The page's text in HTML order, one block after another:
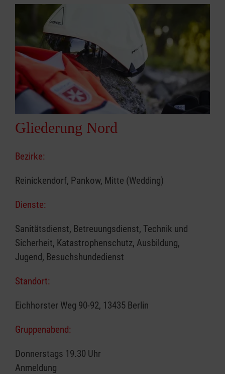
Gliederung Nord
Bezirke:
Reinickendorf, Pankow, Mitte (Wedding)
Dienste:
Sanitätsdienst, Betreuungsdienst, Technik und
Sicherheit, Katastrophenschutz, Ausbildung,
Jugend, Besuchshundedienst
Standort:
Eichhorster Weg 90-92, 13435 Berlin
Gruppenabend:
Donnerstags 19.30 Uhr
Anmeldung